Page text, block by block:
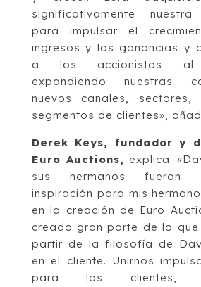
significativamente
para impulsar el
ingresos y las ganancias y
a los accionistas al
expandiendo nuestras
nuevos canales, sectores,
segmentos de clientes»,
Derek Keys, fundador y
Euro Auctions, explica:
sus hermanos fueron
inspiración para mis
en la creación de Euro
creado gran parte de lo que
partir de la filosofía de
en el cliente. Unirnos
para los clientes,